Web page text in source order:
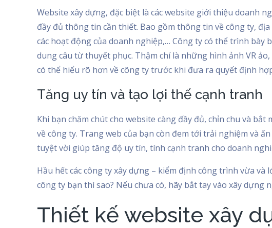
Website xây dựng, đặc biệt là các website giới thiệu doanh
đầy đủ thông tin cần thiết. Bao gồm thông tin về công ty,
các hoạt động của doanh nghiệp,… Công ty có thể trình
dung câu từ thuyết phục. Thậm chí là những hình ảnh VR
có thể hiểu rõ hơn về công ty trước khi đưa ra quyết định
Tăng uy tín và tạo lợi thế cạnh tranh
Khi bạn chăm chút cho website càng đầy đủ, chỉn chu và
về công ty. Trang web của bạn còn đem tới trải nghiệm và
tuyệt vời giúp tăng độ uy tín, tính cạnh tranh cho doanh
Hầu hết các công ty xây dựng – kiểm định công trình vừa và
công ty bạn thì sao? Nếu chưa có, hãy bắt tay vào xây dựng
Thiết kế website xây